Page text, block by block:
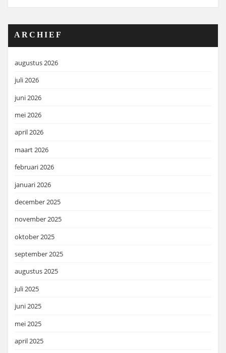
ARCHIEF
augustus 2026
juli 2026
juni 2026
mei 2026
april 2026
maart 2026
februari 2026
januari 2026
december 2025
november 2025
oktober 2025
september 2025
augustus 2025
juli 2025
juni 2025
mei 2025
april 2025